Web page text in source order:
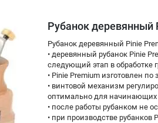
Рубанок деревянный
Рубанок деревянный Pinie
• деревянный рубанок Pinie
следующий этап в обработке
• Pinie Premium изготовлен
• винтовой механизм
оптимально для начинающих
• после работы рубанком не
• при производстве рубанков